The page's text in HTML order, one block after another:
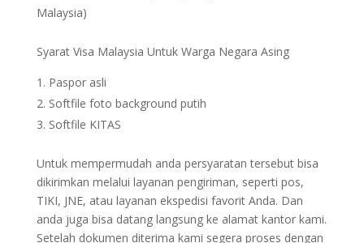
Malaysia)
Syarat Visa Malaysia Untuk Warga Negara Asing
Paspor asli
Softfile foto background putih
Softfile KITAS
Untuk mempermudah anda persyaratan tersebut bisa
dikirimkan melalui layanan pengiriman, seperti pos,
TIKI, JNE, atau layanan ekspedisi favorit Anda. Dan
anda juga bisa datang langsung ke alamat kantor kami.
Setelah dokumen diterima kami segera proses dengan